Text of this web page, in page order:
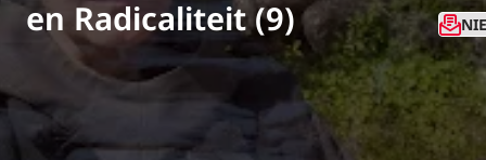
en Radicaliteit (9)